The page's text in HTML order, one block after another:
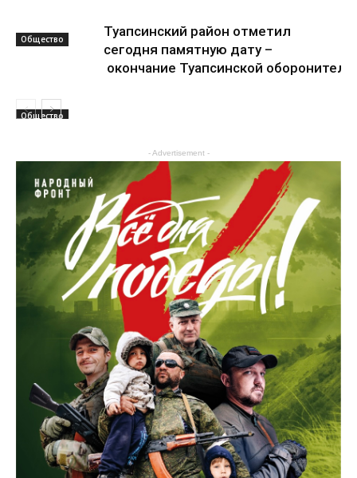
Общество
Общество
Туапсинский район отметил
сегодня памятную дату –
окончание Туапсинской
- Advertisement -